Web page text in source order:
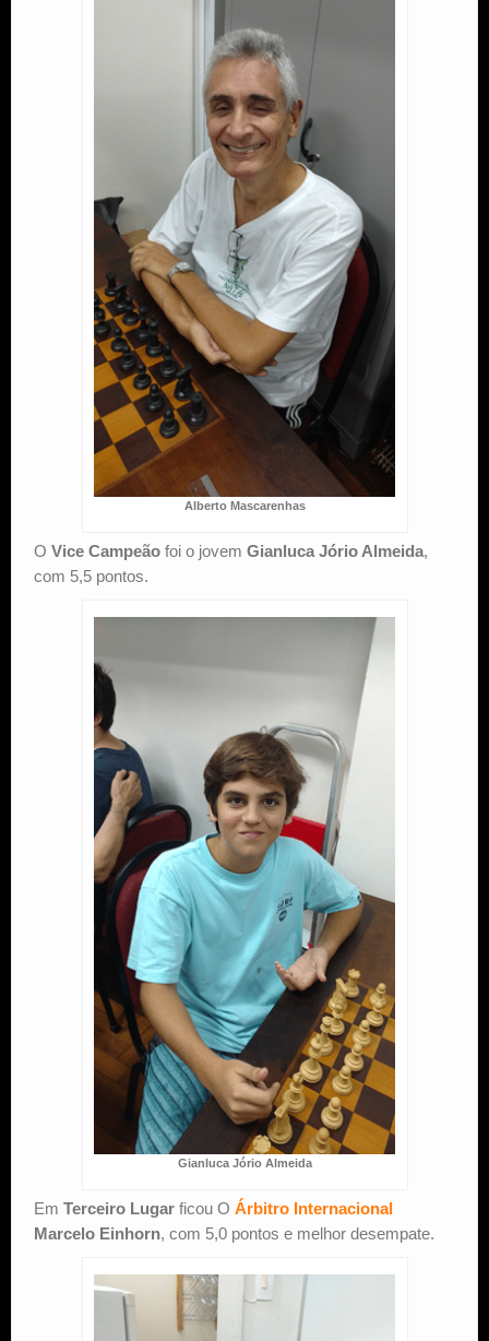
Alberto Mascarenhas
O Vice Campeão foi o jovem Gianluca Jório Almeida,
com 5,5 pontos.
Gianluca Jório Almeida
Em Terceiro Lugar ficou O Árbitro Internacional
Marcelo Einhorn, com 5,0 pontos e melhor desempate.